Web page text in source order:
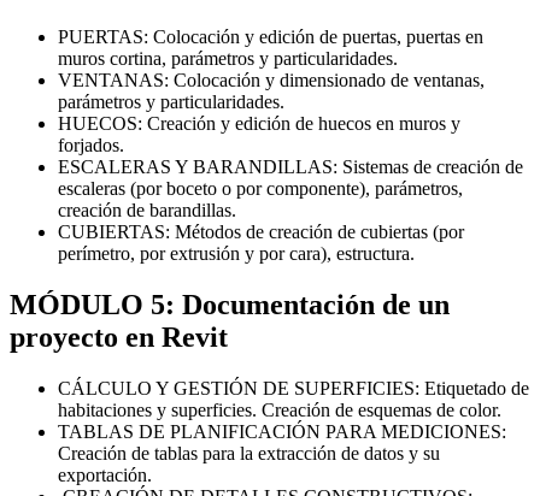
PUERTAS: Colocación y edición de puertas, puertas en
muros cortina, parámetros y particularidades.
VENTANAS: Colocación y dimensionado de ventanas,
parámetros y particularidades.
HUECOS: Creación y edición de huecos en muros y
forjados.
ESCALERAS Y BARANDILLAS: Sistemas de creación de
escaleras (por boceto o por componente), parámetros,
creación de barandillas.
CUBIERTAS: Métodos de creación de cubiertas (por
perímetro, por extrusión y por cara), estructura.
MÓDULO 5: Documentación de un
proyecto en Revit
CÁLCULO Y GESTIÓN DE SUPERFICIES: Etiquetado de
habitaciones y superficies. Creación de esquemas de color.
TABLAS DE PLANIFICACIÓN PARA MEDICIONES:
Creación de tablas para la extracción de datos y su
exportación.